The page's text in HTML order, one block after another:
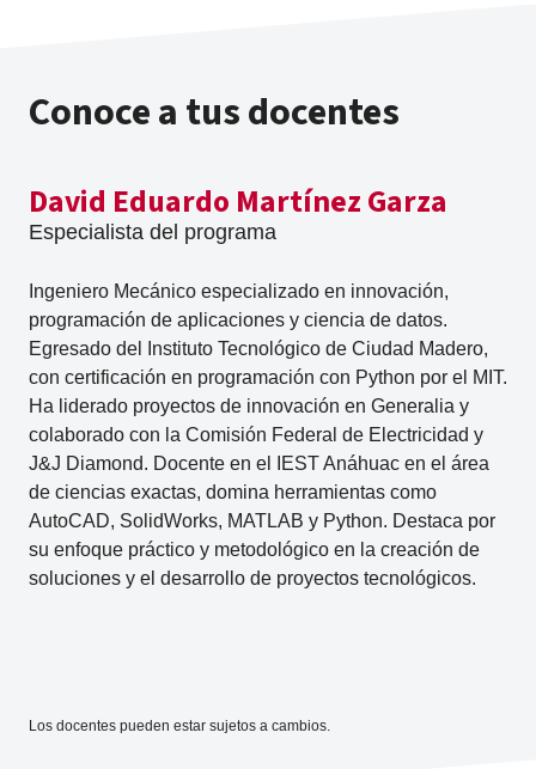
Conoce a tus docentes
David Eduardo Martínez Garza
Especialista del programa
Ingeniero Mecánico especializado en innovación,
programación de aplicaciones y ciencia de datos.
Egresado del Instituto Tecnológico de Ciudad Madero,
con certificación en programación con Python por el MIT.
Ha liderado proyectos de innovación en Generalia y
colaborado con la Comisión Federal de Electricidad y
J&J Diamond. Docente en el IEST Anáhuac en el área
de ciencias exactas, domina herramientas como
AutoCAD, SolidWorks, MATLAB y Python. Destaca por
su enfoque práctico y metodológico en la creación de
soluciones y el desarrollo de proyectos tecnológicos.
Los docentes pueden estar sujetos a cambios.